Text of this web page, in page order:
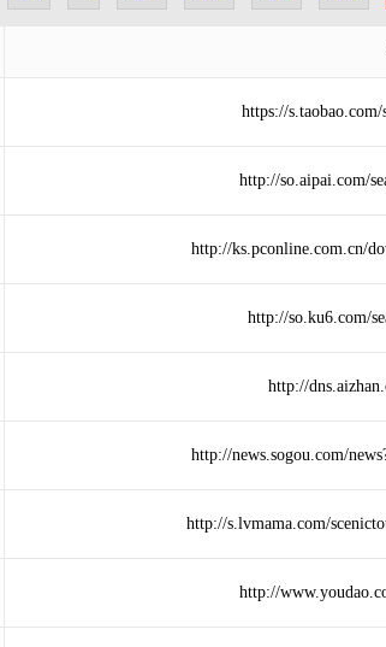
https://
http://so.aipai.com/
http://ks.pconline.com.cn/
http://so.ku6.com/
http://
http://news.sogou.com/
http://s.lvmama.com/
http://